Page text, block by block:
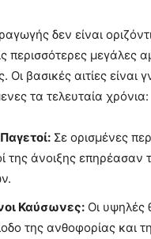
δεν είναι
περισσότερες μεγάλες
βασικές αιτίες είναι
τα τελευταία χρόνια:
Σε ορισμένες
της άνοιξης επηρέασαν
Καύσωνες: Οι υψηλές
της ανθοφορίας και